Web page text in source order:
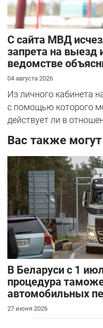
С сайта МВД
запрета на выезд
ведомстве
04 августа 2026
Из личного кабинета
с помощью которого
действует ли в
Вас также
В Беларуси с 1
процедура
автомобильных
27 июня 2026